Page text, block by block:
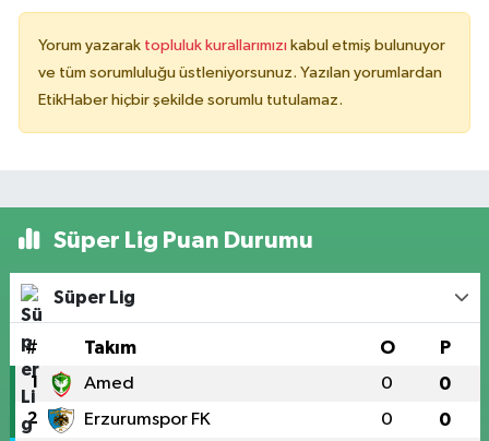
Yorum yazarak topluluk kurallarımızı kabul etmiş bulunuyor
ve tüm sorumluluğu üstleniyorsunuz. Yazılan yorumlardan
EtikHaber hiçbir şekilde sorumlu tutulamaz.
Süper Lig Puan Durumu
Süper Lig
# Takım O P
1 Amed 0 0
2 Erzurumspor FK 0 0